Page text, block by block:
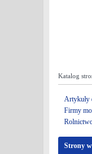
Katalog
Artykuły
Firmy
Strony